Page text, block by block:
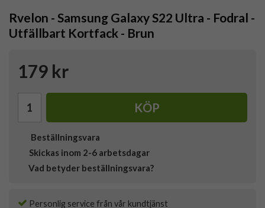
Rvelon - Samsung Galaxy S22 Ultra - Fodral -
Utfällbart Kortfack - Brun
179 kr
KÖP
Beställningsvara
Skickas inom 2-6 arbetsdagar
Vad betyder beställningsvara?
Personlig service från vår kundtjänst